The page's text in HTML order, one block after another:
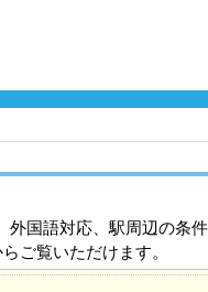
国語対応、駅周辺の条
ご覧いただけます。